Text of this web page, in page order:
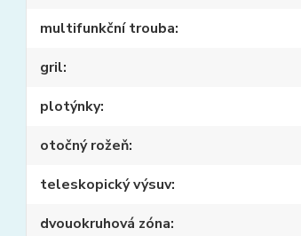
multifunkční trouba
gril
plotýnky
otočný rožeň
teleskopický výsuv
dvouokruhová zóna